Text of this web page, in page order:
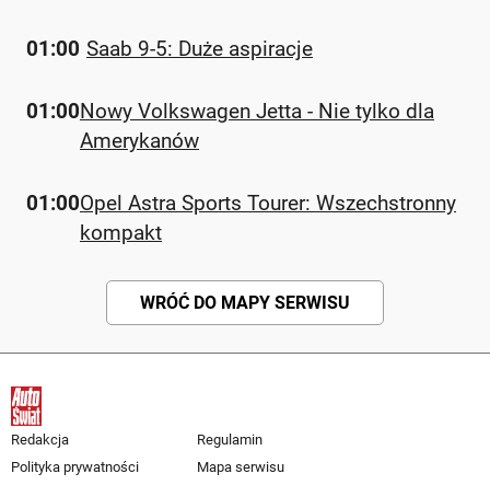
01:00 Saab 9-5: Duże aspiracje
01:00Nowy Volkswagen Jetta - Nie tylko dla
Amerykanów
01:00Opel Astra Sports Tourer: Wszechstronny
kompakt
WRÓĆ DO MAPY SERWISU
Redakcja
Regulamin
Polityka prywatności
Mapa serwisu